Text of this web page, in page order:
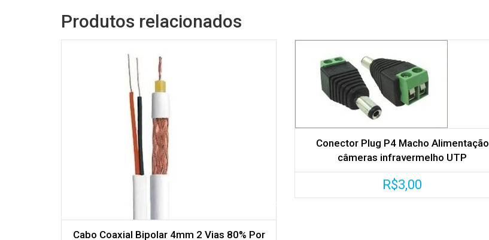
Produtos relacionados
Cabo Coaxial Bipolar 4mm 2 Vias 80% Por
Comparar
Conector Plug P4 Macho Alimentação
câmeras infravermelho UTP
R$3,00